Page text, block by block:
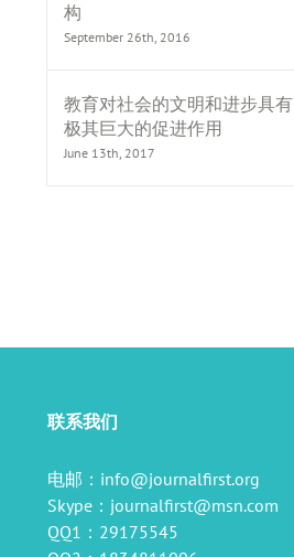
构
September 26th, 2016
教育对社会的文明和进步具有
极其巨大的促进作用
June 13th, 2017
联系我们
电邮： info@journalfirst.org
Skype： journalfirst@msn.com
QQ1：29175545